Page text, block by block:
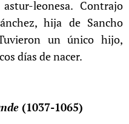
leonesa. Contrajo
hija de Sancho
un único hijo,
días de nacer.
(1037-1065)